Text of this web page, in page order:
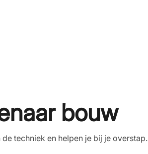
bouw
techniek en helpen je bij je overstap.